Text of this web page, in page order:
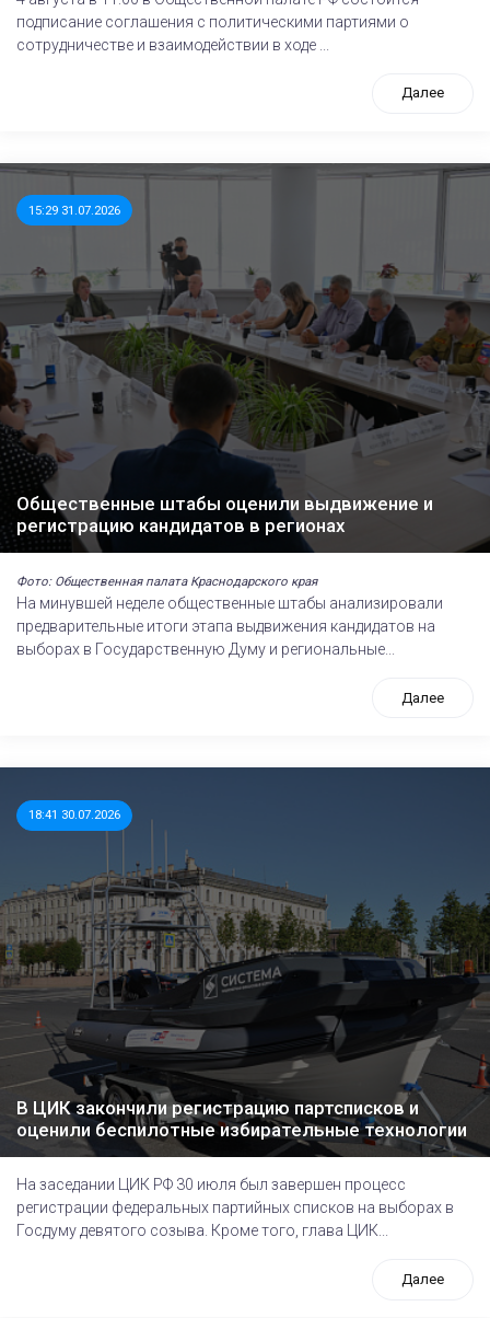
подписание соглашения с политическими партиями о
сотрудничестве и взаимодействии в ходе ...
Далее
15:29 31.07.2026
Общественные штабы оценили выдвижение и
регистрацию кандидатов в регионах
Фото: Общественная палата Краснодарского края
На минувшей неделе общественные штабы анализировали
предварительные итоги этапа выдвижения кандидатов на
выборах в Государственную Думу и региональные...
Далее
18:41 30.07.2026
В ЦИК закончили регистрацию партсписков и
оценили беспилотные избирательные технологии
На заседании ЦИК РФ 30 июля был завершен процесс
регистрации федеральных партийных списков на выборах в
Госдуму девятого созыва. Кроме того, глава ЦИК...
Далее